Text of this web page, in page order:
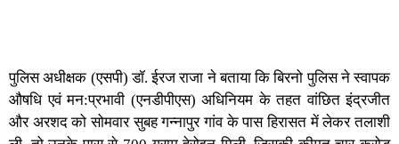
पुलिस अधीक्षक (एसपी) डॉ. ईरज राजा ने बताया कि बिरनो पुलिस ने स्वापक
औषधि एवं मन:प्रभावी (एनडीपीएस) अधिनियम के तहत वांछित इंद्रजीत
और अरशद को सोमवार सुबह गन्नापुर गांव के पास हिरासत में लेकर तलाशी